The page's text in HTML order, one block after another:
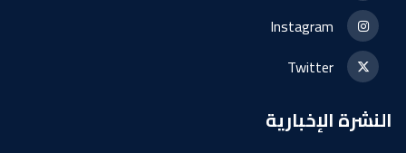
Instagram
Twitter
النشرة الإخبارية